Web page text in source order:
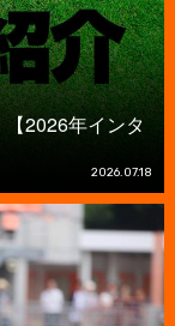
2026年インタ
2026.07.18